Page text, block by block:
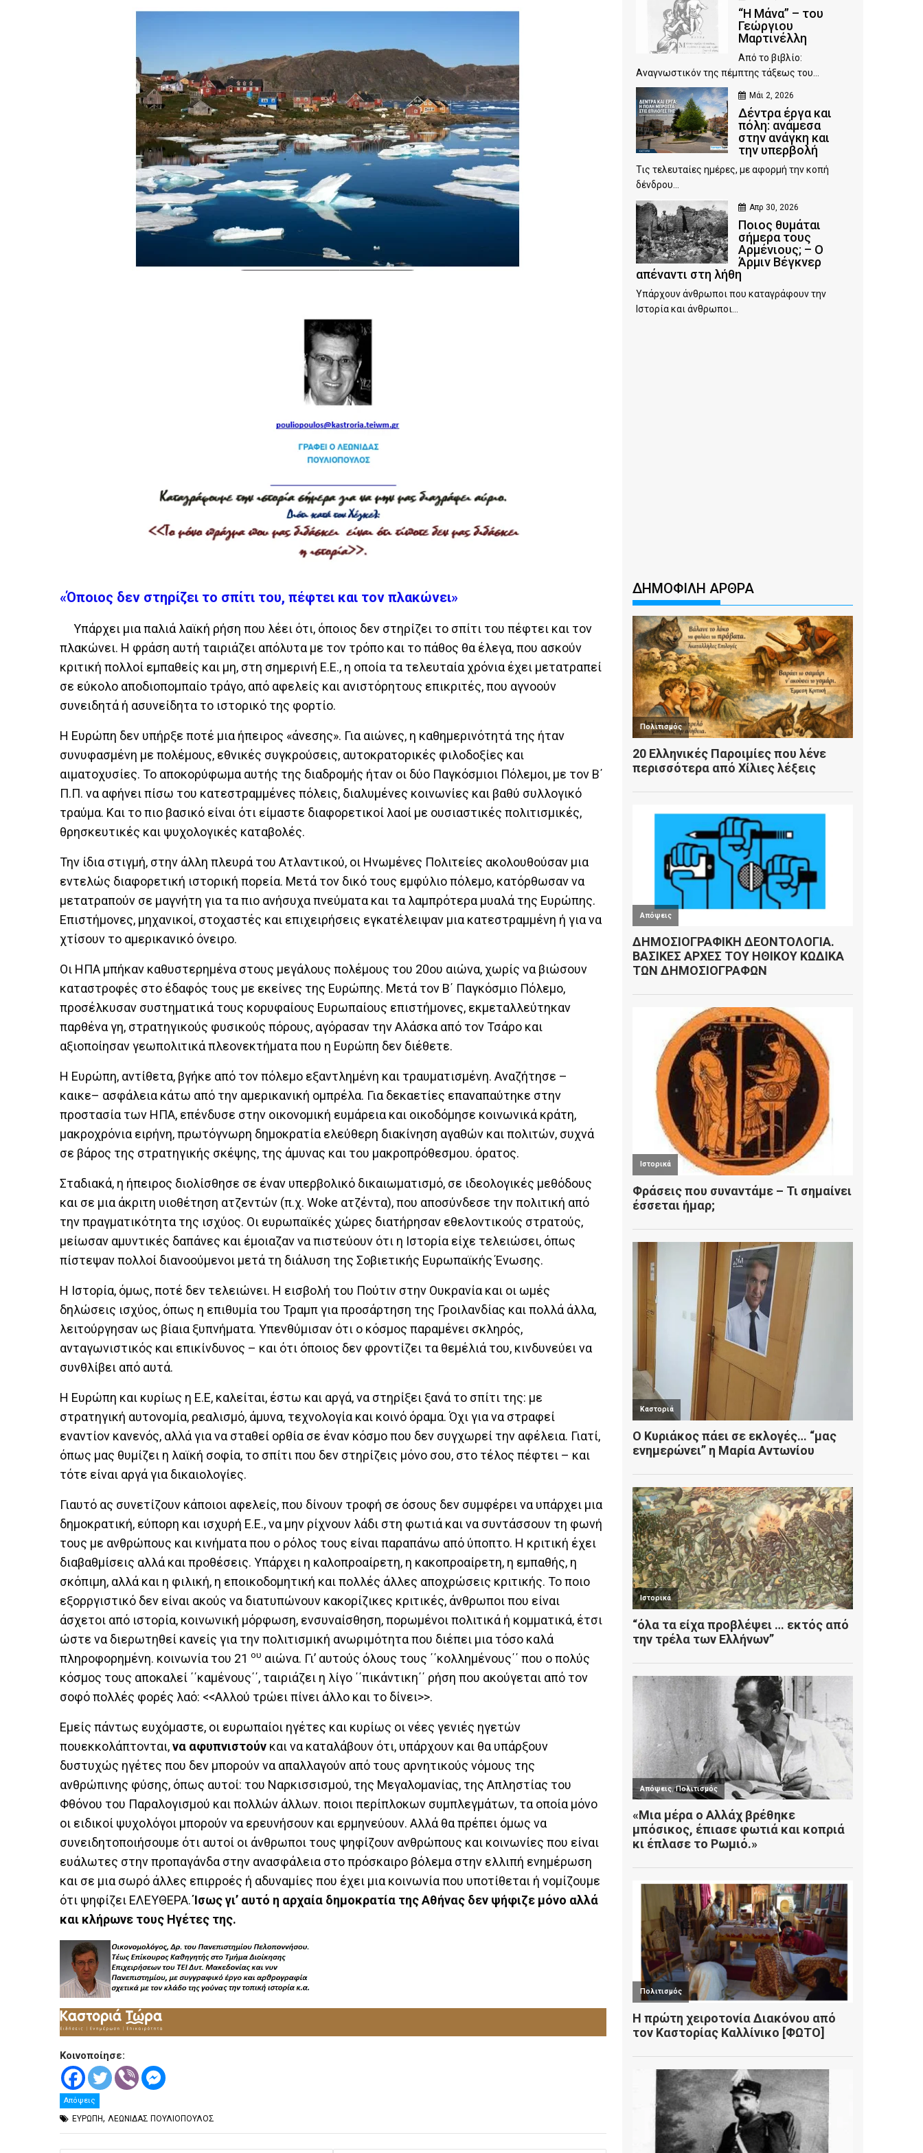
«Όποιος δεν στηρίζει το σπίτι του, πέφτει και τον πλακώνει»
Υπάρχει μια παλιά λαϊκή ρήση που λέει ότι, όποιος δεν στηρίζει το σπίτι του πέφτει και τον
πλακώνει. Η φράση αυτή ταιριάζει απόλυτα με τον τρόπο και το πάθος θα έλεγα, που ασκούν
κριτική πολλοί εμπαθείς και μη, στη σημερινή Ε.Ε., η οποία τα τελευταία χρόνια έχει μετατραπεί
σε εύκολο αποδιοπομπαίο τράγο, από αφελείς και ανιστόρητους επικριτές, που αγνοούν
συνειδητά ή ασυνείδητα το ιστορικό της φορτίο.
Η Ευρώπη δεν υπήρξε ποτέ μια ήπειρος «άνεσης». Για αιώνες, η καθημερινότητά της ήταν
συνυφασμένη με πολέμους, εθνικές συγκρούσεις, αυτοκρατορικές φιλοδοξίες και
αιματοχυσίες. Το αποκορύφωμα αυτής της διαδρομής ήταν οι δύο Παγκόσμιοι Πόλεμοι, με τον Β΄
Π.Π. να αφήνει πίσω του κατεστραμμένες πόλεις, διαλυμένες κοινωνίες και βαθύ συλλογικό
τραύμα. Και το πιο βασικό είναι ότι είμαστε διαφορετικοί λαοί με ουσιαστικές πολιτισμικές,
θρησκευτικές και ψυχολογικές καταβολές.
Την ίδια στιγμή, στην άλλη πλευρά του Ατλαντικού, οι Ηνωμένες Πολιτείες ακολουθούσαν μια
εντελώς διαφορετική ιστορική πορεία. Μετά τον δικό τους εμφύλιο πόλεμο, κατόρθωσαν να
μετατραπούν σε μαγνήτη για τα πιο ανήσυχα πνεύματα και τα λαμπρότερα μυαλά της Ευρώπης.
Επιστήμονες, μηχανικοί, στοχαστές και επιχειρήσεις εγκατέλειψαν μια κατεστραμμένη ή για να
χτίσουν το αμερικανικό όνειρο.
Οι ΗΠΑ μπήκαν καθυστερημένα στους μεγάλους πολέμους του 20ου αιώνα, χωρίς να βιώσουν
καταστροφές στο έδαφός τους με εκείνες της Ευρώπης. Μετά τον Β΄ Παγκόσμιο Πόλεμο,
προσέλκυσαν συστηματικά τους κορυφαίους Ευρωπαίους επιστήμονες, εκμεταλλεύτηκαν
παρθένα γη, στρατηγικούς φυσικούς πόρους, αγόρασαν την Αλάσκα από τον Τσάρο και
αξιοποίησαν γεωπολιτικά πλεονεκτήματα που η Ευρώπη δεν διέθετε.
Η Ευρώπη, αντίθετα, βγήκε από τον πόλεμο εξαντλημένη και τραυματισμένη. Αναζήτησε –
καικε– ασφάλεια κάτω από την αμερικανική ομπρέλα. Για δεκαετίες επαναπαύτηκε στην
προστασία των ΗΠΑ, επένδυσε στην οικονομική ευμάρεια και οικοδόμησε κοινωνικά κράτη,
μακροχρόνια ειρήνη, πρωτόγνωρη δημοκρατία ελεύθερη διακίνηση αγαθών και πολιτών, συχνά
σε βάρος της στρατηγικής σκέψης, της άμυνας και του μακροπρόθεσμου. όρατος.
Σταδιακά, η ήπειρος διολίσθησε σε έναν υπερβολικό δικαιωματισμό, σε ιδεολογικές μεθόδους
και σε μια άκριτη υιοθέτηση ατζεντών (π.χ. Woke ατζέντα), που αποσύνδεσε την πολιτική από
την πραγματικότητα της ισχύος. Οι ευρωπαϊκές χώρες διατήρησαν εθελοντικούς στρατούς,
μείωσαν αμυντικές δαπάνες και έμοιαζαν να πιστεύουν ότι η Ιστορία είχε τελειώσει, όπως
πίστεψαν πολλοί διανοούμενοι μετά τη διάλυση της Σοβιετικής Ευρωπαϊκής Ένωσης.
Η Ιστορία, όμως, ποτέ δεν τελειώνει. Η εισβολή του Πούτιν στην Ουκρανία και οι ωμές
δηλώσεις ισχύος, όπως η επιθυμία του Τραμπ για προσάρτηση της Γροιλανδίας και πολλά άλλα,
λειτούργησαν ως βίαια ξυπνήματα. Υπενθύμισαν ότι ο κόσμος παραμένει σκληρός,
ανταγωνιστικός και επικίνδυνος – και ότι όποιος δεν φροντίζει τα θεμέλιά του, κινδυνεύει να
συνθλίβει από αυτά.
Η Ευρώπη και κυρίως η Ε.Ε, καλείται, έστω και αργά, να στηρίξει ξανά το σπίτι της: με
στρατηγική αυτονομία, ρεαλισμό, άμυνα, τεχνολογία και κοινό όραμα. Όχι για να στραφεί
εναντίον κανενός, αλλά για να σταθεί ορθία σε έναν κόσμο που δεν συγχωρεί την αφέλεια. Γιατί,
όπως μας θυμίζει η λαϊκή σοφία, το σπίτι που δεν στηρίζεις μόνο σου, στο τέλος πέφτει – και
τότε είναι αργά για δικαιολογίες.
Γιαυτό ας συνετίζουν κάποιοι αφελείς, που δίνουν τροφή σε όσους δεν συμφέρει να υπάρχει μια
δημοκρατική, εύπορη και ισχυρή Ε.Ε., να μην ρίχνουν λάδι στη φωτιά και να συντάσσουν τη φωνή
τους με ανθρώπους και κινήματα που ο ρόλος τους είναι παραπάνω από ύποπτο. Η κριτική έχει
διαβαθμίσεις αλλά και προθέσεις. Υπάρχει η καλοπροαίρετη, η κακοπροαίρετη, η εμπαθής, η
σκόπιμη, αλλά και η φιλική, η εποικοδομητική και πολλές άλλες αποχρώσεις κριτικής. Το ποιο
εξορργιστικό δεν είναι ακούς να διατυπώνουν κακορίζικες κριτικές, άνθρωποι που είναι
άσχετοι από ιστορία, κοινωνική μόρφωση, ενσυναίσθηση, πορωμένοι πολιτικά ή κομματικά, έτσι
ώστε να διερωτηθεί κανείς για την πολιτισμική ανωριμότητα που διέπει μια τόσο καλά
πληροφορημένη. κοινωνία του 21 ου αιώνα. Γι’ αυτούς όλους τους ΄΄κολλημένους΄΄ που ο πολύς
κόσμος τους αποκαλεί ΄΄καμένους΄΄, ταιριάζει η λίγο ΄΄πικάντικη΄΄ ρήση που ακούγεται από τον
σοφό πολλές φορές λαό: <<Αλλού τρώει πίνει άλλο και το δίνει>>.
Εμείς πάντως ευχόμαστε, οι ευρωπαίοι ηγέτες και κυρίως οι νέες γενιές ηγετών
πουεκκολάπτονται,να αφυπνιστούν και να καταλάβουν ότι, υπάρχουν και θα υπάρξουν
δυστυχώς ηγέτες που δεν μπορούν να απαλλαγούν από τους αρνητικούς νόμους της
ανθρώπινης φύσης, όπως αυτοί: του Ναρκισσισμού, της Μεγαλομανίας, της Απληστίας του
Φθόνου του Παραλογισμού και πολλών άλλων. ποιοι περίπλοκων συμπλεγμάτων, τα οποία μόνο
οι ειδικοί ψυχολόγοι μπορούν να ερευνήσουν και ερμηνεύουν. Αλλά θα πρέπει όμως να
συνειδητοποιήσουμε ότι αυτοί οι άνθρωποι τους ψηφίζουν ανθρώπους και κοινωνίες που είναι
ευάλωτες στην προπαγάνδα στην ανασφάλεια στο πρόσκαιρο βόλεμα στην ελλιπή ενημέρωση
και σε μια σωρό άλλες επιρροές ή αδυναμίες που έχει μια κοινωνία που υποτίθεται ή νομίζουμε
ότι ψηφίζει ΕΛΕΥΘΕΡΑ.Ίσως γι’ αυτό η αρχαία δημοκρατία της Αθήνας δεν ψήφιζε μόνο αλλά
και κλήρωνε τους Ηγέτες της.
Κοινοποίησε:
Απόψεις
ΕΥΡΩΠΗ, ΛΕΩΝΙΔΑΣ ΠΟΥΛΙΟΠΟΥΛΟΣ
“Η Μάνα” – του
Γεώργιου
Μαρτινέλλη
Από το βιβλίο:
Αναγνωστικόν της πέμπτης τάξεως του...
Μάι 2, 2026
Δέντρα έργα και
πόλη: ανάμεσα
στην ανάγκη και
την υπερβολή
Τις τελευταίες ημέρες, με αφορμή την κοπή
δένδρου...
Απρ 30, 2026
Ποιος θυμάται
σήμερα τους
Αρμένιους; – Ο
Άρμιν Βέγκνερ
απέναντι στη λήθη
Υπάρχουν άνθρωποι που καταγράφουν την
Ιστορία και άνθρωποι...
ΔΗΜΟΦΙΛΗ ΑΡΘΡΑ